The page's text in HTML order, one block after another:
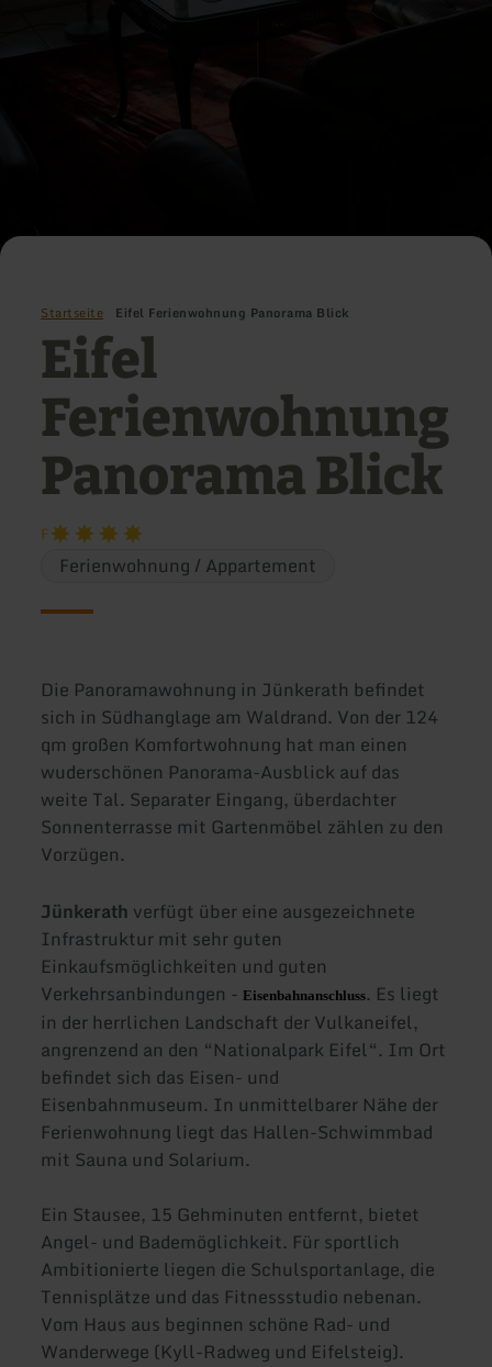
Startseite Eifel Ferienwohnung Panorama Blick
Eifel
Ferienwohnung
Panorama Blick
F
Ferienwohnung / Appartement
Die Panoramawohnung in Jünkerath befindet
sich in Südhanglage am Waldrand. Von der 124
qm großen Komfortwohnung hat man einen
wuderschönen Panorama-Ausblick auf das
weite Tal. Separater Eingang, überdachter
Sonnenterrasse mit Gartenmöbel zählen zu den
Vorzügen.
Jünkerath verfügt über eine ausgezeichnete
Infrastruktur mit sehr guten
Einkaufsmöglichkeiten und guten
Verkehrsanbindungen -Eisenbahnanschluss. Es liegt
in der herrlichen Landschaft der Vulkaneifel,
angrenzend an den “Nationalpark Eifel“. Im Ort
befindet sich das Eisen- und
Eisenbahnmuseum. In unmittelbarer Nähe der
Ferienwohnung liegt das Hallen-Schwimmbad
mit Sauna und Solarium.
Ein Stausee, 15 Gehminuten entfernt, bietet
Angel- und Bademöglichkeit. Für sportlich
Ambitionierte liegen die Schulsportanlage, die
Tennisplätze und das Fitnessstudio nebenan.
Vom Haus aus beginnen schöne Rad- und
Wanderwege (Kyll-Radweg und Eifelsteig).